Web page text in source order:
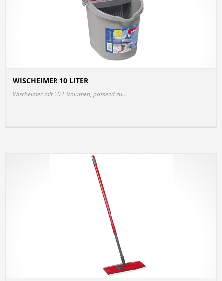
WISCHEIMER 10 LITER
Wischeimer mit 10 L Volumen, passend zu...